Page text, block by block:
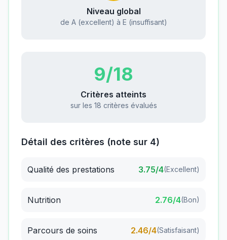
Niveau global
de A (excellent) à E (insuffisant)
9/18
Critères atteints
sur les 18 critères évalués
Détail des critères (note sur 4)
Qualité des prestations 3.75/4(Excellent)
Nutrition 2.76/4(Bon)
Parcours de soins 2.46/4(Satisfaisant)